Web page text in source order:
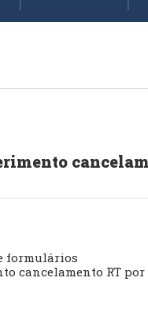
formulários
cancelamento RT